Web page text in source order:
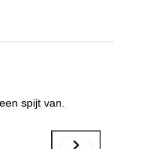
spijt van.